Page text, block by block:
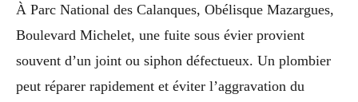
À Parc National des Calanques, Obélisque Mazargues,
Boulevard Michelet, une fuite sous évier provient
souvent d’un joint ou siphon défectueux. Un plombier
peut réparer rapidement et éviter l’aggravation du